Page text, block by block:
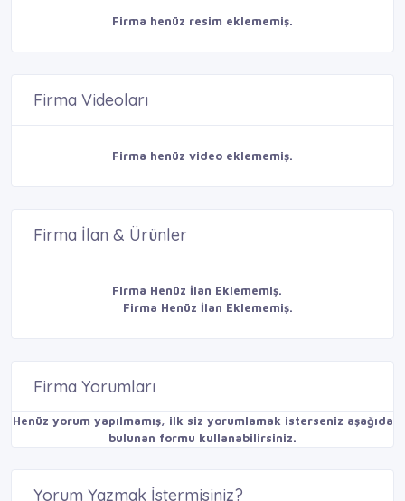
Firma henüz resim eklememiş.
Firma Videoları
Firma henüz video eklememiş.
Firma İlan & Ürünler
Firma Henüz İlan Eklememiş.
Firma Henüz İlan Eklememiş.
Firma Yorumları
Henüz yorum yapılmamış, ilk siz yorumlamak isterseniz aşağıda
bulunan formu kullanabilirsiniz.
Yorum Yazmak İstermisiniz?